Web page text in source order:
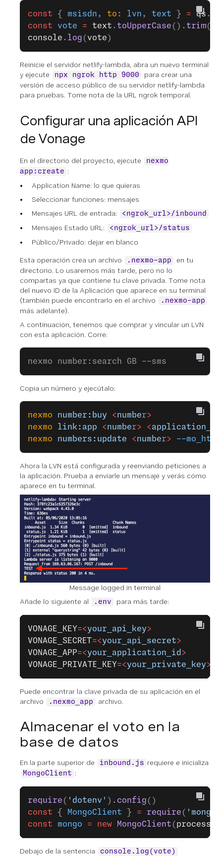
const { msisdn , to : lvn , text } = qs .
const vote = text .toUpperCase ().trim()
console . log ( vote )
Reinicie el servidor netlify-lambda, abra un nuevo terminal
y ejecute
npx ngrok http 9000
para crear una
versión de acceso público de su servidor netlify-lambda
para pruebas. Tome nota de la URL ngrok temporal.
Configurar una aplicación API
de Vonage
En el directorio del proyecto, ejecute
nexmo
app:create :
Application Name: lo que quieras
Seleccionar funciones: mensajes
Mensajes URL de entrada:
<ngrok_url>/inbound
Mensajes Estado URL: <ngrok_url>/status
Público/Privado: dejar en blanco
Esta operación crea un archivo .nexmo-app
en tu
directorio. Lo usaremos más tarde, pero no lo
compartas ya que contiene tu clave privada. Tome nota
del nuevo ID de la Aplicación que aparece en su terminal
(también puede encontrarlo en el archivo
.nexmo-app
más adelante).
A continuación, tenemos que comprar y vincular un LVN
con esta aplicación. Corre:
nexmo number:search GB --sms
Copia un número y ejecútalo:
nexmo number:buy <number>
nexmo link:app <number> <application_i
nexmo numbers:update <number> --
Ahora la LVN está configurada y reenviando peticiones a
la aplicación. Prueba a enviarle un mensaje y verás cómo
aparece en tu terminal.
Message logged in terminal
Añade lo siguiente al
.env para más tarde:
VONAGE_KEY=<your_api_key>
VONAGE_SECRET=<your_api_secret>
VONAGE_APP=<your_application_id >
VONAGE_PRIVATE_KEY=<your_private_key>
Puede encontrar la clave privada de su aplicación en el
archivo
.nexmo_app archivo.
Almacenar el voto en la
base de datos
En la parte superior de inbound.js requiere e inicializa
MongoClient :
require ( 'dotenv' ). config ()
const { MongoClient } = require (
const mongo = new MongoClient ( process
Debajo de la sentencia console.log(vote)